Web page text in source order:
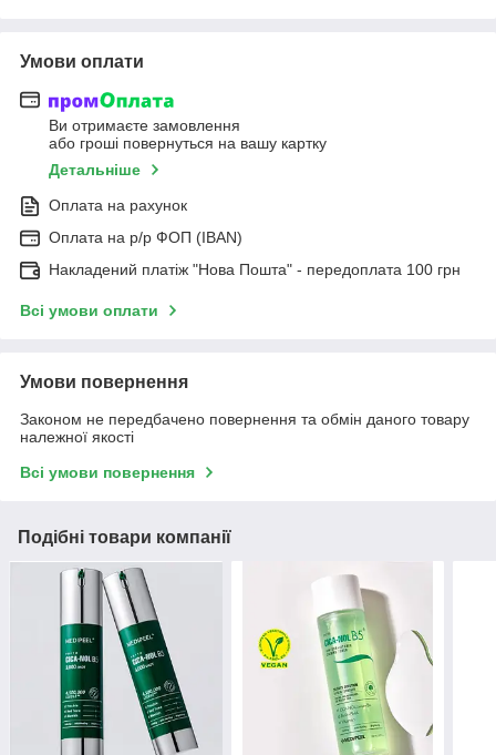
Умови оплати
Ви отримаєте замовлення
або гроші повернуться на вашу картку
Детальніше
Оплата на рахунок
Оплата на р/р ФОП (IBAN)
Накладений платіж "Нова Пошта" - передоплата 100 грн
Всі умови оплати
Умови повернення
Законом не передбачено повернення та обмін даного товару
належної якості
Всі умови повернення
Подібні товари компанії